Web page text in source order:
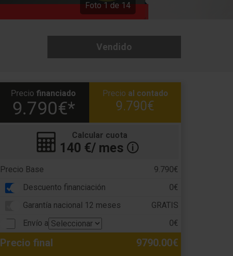
Foto 1 de 14
Vendido
Precio financiado
9.790€*
Precio al contado
9.790€
Calcular cuota
140 €/ mes 🛈
Precio Base
9.790€
Descuento financiación
0€
Garantía nacional 12 meses
GRATIS
Envío a
0€
Precio final 9790.00€